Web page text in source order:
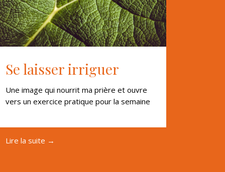
Se laisser irriguer
Une image qui nourrit ma prière et ouvre
vers un exercice pratique pour la semaine
Lire la suite →